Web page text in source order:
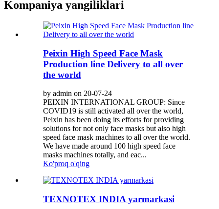
Kompaniya yangiliklari
Peixin High Speed Face Mask
Production line Delivery to all over
the world
by admin on 20-07-24
PEIXIN INTERNATIONAL GROUP: Since
COVID19 is still activated all over the world,
Peixin has been doing its efforts for providing
solutions for not only face masks but also high
speed face mask machines to all over the world.
We have made around 100 high speed face
masks machines totally, and eac...
Ko'proq o'qing
TEXNOTEX INDIA yarmarkasi